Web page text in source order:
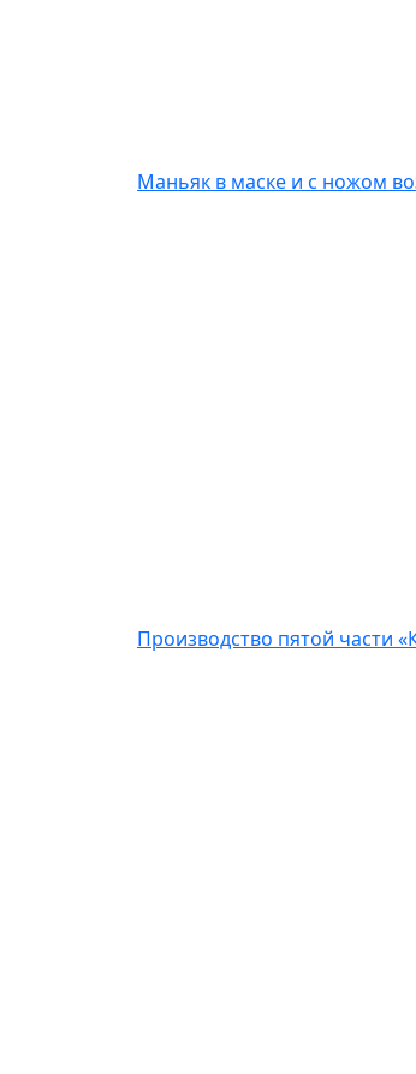
Маньяк в маске и с ножом
Производство пятой части